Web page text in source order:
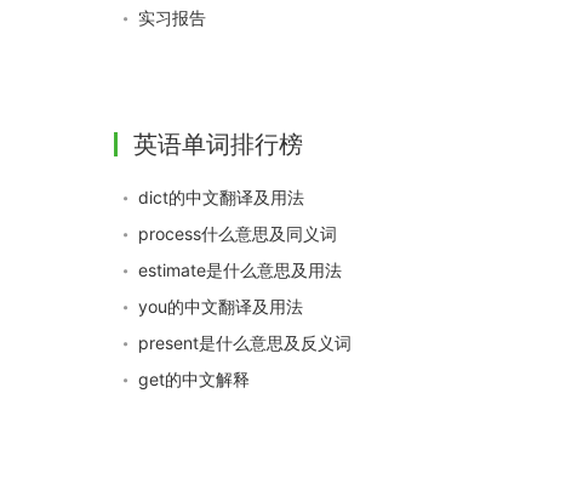
实习报告
英语单词排行榜
dict的中文翻译及用法
process什么意思及同义词
estimate是什么意思及用法
you的中文翻译及用法
present是什么意思及反义词
get的中文解释